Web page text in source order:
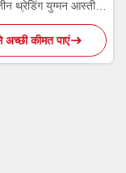
थ्रेडिंग युग्मन आस्तीन
काले रंग
कीमत पाएं